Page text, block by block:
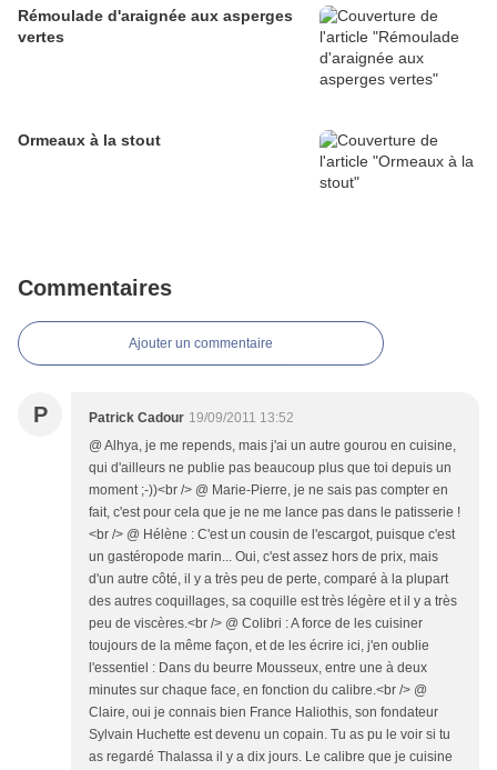
Rémoulade d'araignée aux asperges
vertes
Ormeaux à la stout
Commentaires
Ajouter un commentaire
P Patrick Cadour 19/09/2011 13:52
@ Alhya, je me repends, mais j'ai un autre gourou en cuisine,
qui d'ailleurs ne publie pas beaucoup plus que toi depuis un
moment ;-))<br /> @ Marie-Pierre, je ne sais pas compter en
fait, c'est pour cela que je ne me lance pas dans le patisserie !
<br /> @ Hélène : C'est un cousin de l'escargot, puisque c'est
un gastéropode marin... Oui, c'est assez hors de prix, mais
d'un autre côté, il y a très peu de perte, comparé à la plupart
des autres coquillages, sa coquille est très légère et il y a très
peu de viscères.<br /> @ Colibri : A force de les cuisiner
toujours de la même façon, et de les écrire ici, j'en oublie
l'essentiel : Dans du beurre Mousseux, entre une à deux
minutes sur chaque face, en fonction du calibre.<br /> @
Claire, oui je connais bien France Haliothis, son fondateur
Sylvain Huchette est devenu un copain. Tu as pu le voir si tu
as regardé Thalassa il y a dix jours. Le calibre que je cuisine